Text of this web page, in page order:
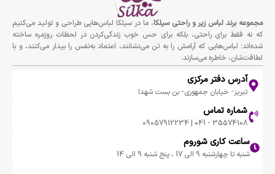
مجموعه برند لباس زير و راحتى سيلكا، ما در سیلکا لباس‌هایی طراحی و تولید می‌کنیم
که نه فقط برای راحتی، بلکه برای حس خوب زندگی‌کردن در لحظات روزمره ساخته
شده‌اند؛ لباس‌هایی که آرامش را به تن می‌نشانند، اعتماد به‌نفس را بیدار می‌کنند، و با
لطافت‌شان، خاطره می‌سازند.
آدرس دفتر مرکزی
تبریز- خیابان جمهوری- بن بست شهدا
شماره تماس
35574108 - 041 | 09057912234
ساعت کاری شوروم
شنبه تا چهارشنبه 9 الی 17 ، پنج شنبه 9 الی 14